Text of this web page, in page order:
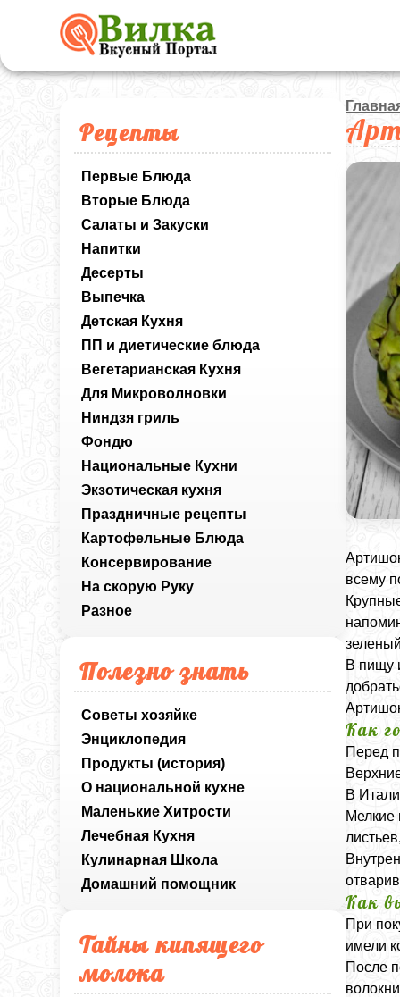
Рецепты
Первые Блюда
Вторые Блюда
Салаты и Закуски
Напитки
Десерты
Выпечка
Детская Кухня
ПП и диетические блюда
Вегетарианская Кухня
Для Микроволновки
Ниндзя гриль
Фондю
Национальные Кухни
Экзотическая кухня
Праздничные рецепты
Картофельные Блюда
Консервирование
На скорую Руку
Разное
Полезно знать
Советы хозяйке
Энциклопедия
Продукты (история)
О национальной кухне
Маленькие Хитрости
Лечебная Кухня
Кулинарная Школа
Домашний помощник
Тайны кипящего
молока
всему
В пищу
Как
Перед
В
Мелкие
Как
При
имели
После